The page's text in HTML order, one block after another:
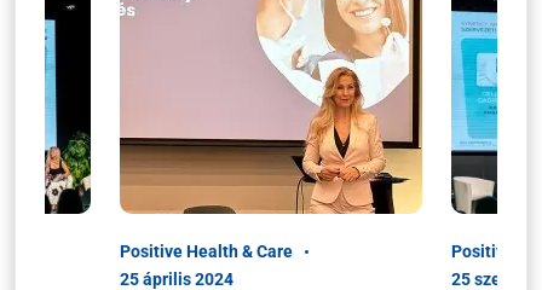
Positive Health & Care
25 április 2024
Positive
25